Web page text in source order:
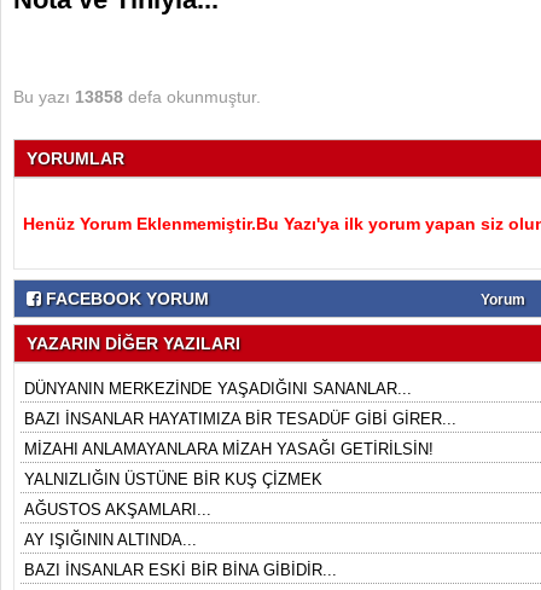
Bu yazı 13858 defa okunmuştur.
YORUMLAR
Henüz Yorum Eklenmemiştir.Bu Yazı'ya ilk yorum yapan siz
FACEBOOK YORUM Yorum
YAZARIN DİĞER YAZILARI
DÜNYANIN MERKEZİNDE YAŞADIĞINI SANANLAR...
BAZI İNSANLAR HAYATIMIZA BİR TESADÜF GİBİ GİRER...
MİZAHI ANLAMAYANLARA MİZAH YASAĞI GETİRİLSİN!
YALNIZLIĞIN ÜSTÜNE BİR KUŞ ÇİZMEK
AĞUSTOS AKŞAMLARI...
AY IŞIĞININ ALTINDA...
BAZI İNSANLAR ESKİ BİR BİNA GİBİDİR...